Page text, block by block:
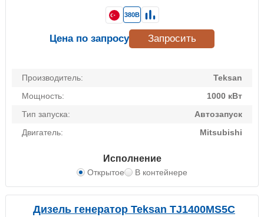
Производитель:
Teksan
Мощность:
1000 кВт
Тип запуска:
Автозапуск
Двигатель:
Mitsubishi
Исполнение
Открытое В контейнере
380В
Цена по запросу Запросить
Дизель генератор Teksan TJ1400MS5C